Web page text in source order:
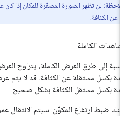
ملاحظة:
عن الكثافة.
الكاملة
بكسل مستقل الكثافة بشكل صحيح.
ضبط ارتفاع المكوّن: سيتم الانتقال